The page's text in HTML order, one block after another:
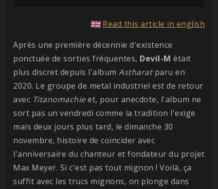
Read this article in english
Après une première décennie d'existence
ponctuée de sorties fréquentes, Devil-M était
plus discret depuis l'album Astharatparu en
2020. Le groupe de metal industriel est de retour
avec Titanomachieet, pour anecdote, l'album ne
sort pas un vendredi comme la tradition l'exige
mais deux jours plus tard, le dimanche 30
novembre, histoire de coïncider avec
l'anniversaire du chanteur et fondateur du projet
Max Meyer. Si c'est pas tout mignon ! Voilà, ça
suffit avec les trucs mignons, on plonge dans